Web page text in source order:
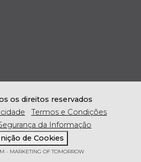
os direitos reservados
Termos e Condições
da Informação
de Cookies
- MARKETING OF TOMORROW